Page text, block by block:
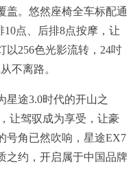
盖。悠然座椅全车标配通
点、后排8点按摩，让
以256色光影流转，24吋
不离路。
星途3.0时代的开山之
让驾驭成为享受，让豪
号角已然吹响，星途EX7
之约，开启属于中国品牌